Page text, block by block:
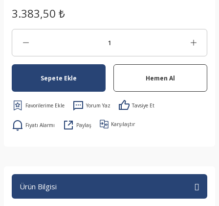
3.383,50 ₺
Sepete Ekle Hemen Al
Yorum Yaz Tavsiye Et
Fiyatı Alarmı Paylaş Karşılaştır
Ürün Bilgisi